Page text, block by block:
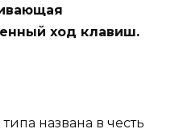
ход клавиш.
названа в честь